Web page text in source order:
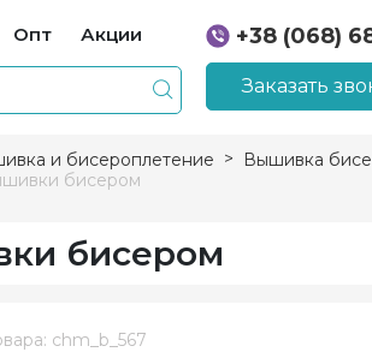
Опт Акции
+38 (068)
+38 (066)
Заказать
и бисероплетение Вышивка
бисером
бисером
chm_b_567